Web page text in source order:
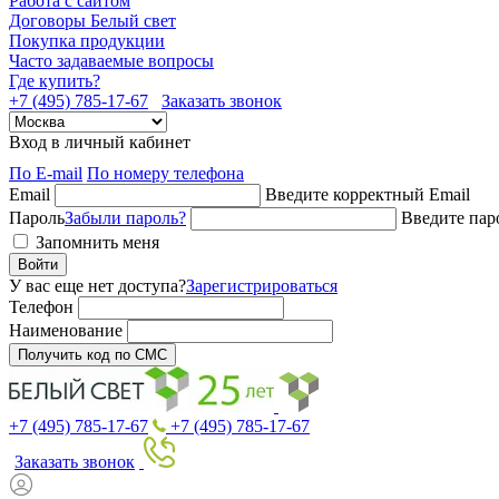
Договоры Белый свет
Покупка продукции
Часто задаваемые вопросы
Где купить?
+7 (495) 785-17-67
Заказать звонок
Вход в личный кабинет
По E-mail По номеру телефона
Email
Введите корректный Email
ПарольЗабыли пароль?
Введите
Запомнить меня
Войти
У вас еще нет доступа?Зарегистрироваться
Телефон
Наименование
Получить код по СМС
+7 (495) 785-17-67
+7 (495) 785-17-67
Заказать звонок